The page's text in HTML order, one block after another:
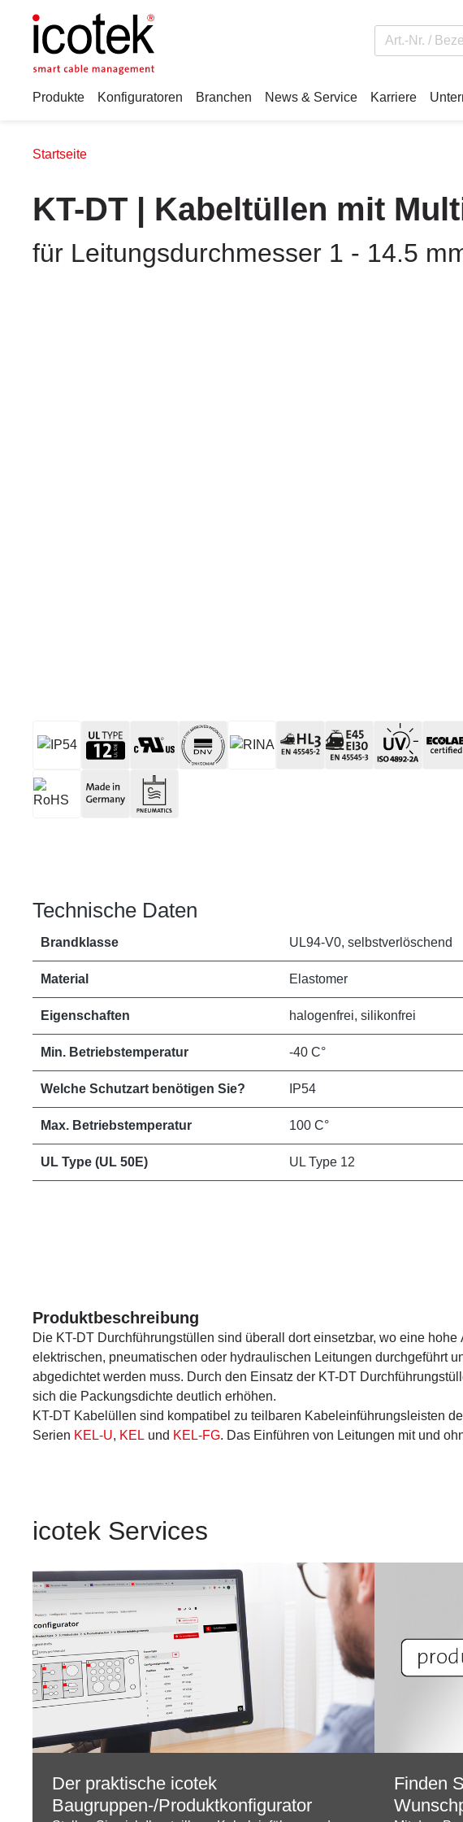
Produkte Konfiguratoren Branchen News & Service Karriere
Startseite
KT-DT | Kabeltüllen mit
für Leitungsdurchmesser 1 - 14.5
Technische Daten
Brandklasse UL94-V0, selbstverlöschend
Material Elastomer
Eigenschaften halogenfrei, silikonfrei
Min. Betriebstemperatur -40 C°
Welche Schutzart benötigen Sie? IP54
Max. Betriebstemperatur 100 C°
UL Type (UL 50E) UL Type 12
Produktbeschreibung
Die KT-DT Durchführungstüllen sind überall dort einsetzbar, wo eine hohe
elektrischen, pneumatischen oder hydraulischen Leitungen durchgeführt
abgedichtet werden muss. Durch den Einsatz der KT-DT
sich die Packungsdichte deutlich erhöhen.
KT-DT Kabelüllen sind kompatibel zu teilbaren Kabeleinführungsleisten
Serien KEL-U, KEL und KEL-FG. Das Einführen von Leitungen mit und
icotek Services
Der praktische icotek
Baugruppen-/Produktkonfigurator
Finden